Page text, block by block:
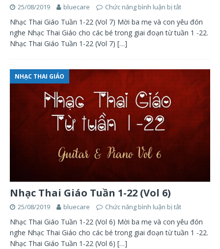
25/08/2019 bluecare Chức năng bình luận bị tắt
Nhạc Thai Giáo Tuần 1-22 (Vol 7) Mời ba mẹ và con yêu đón
nghe Nhạc Thai Giáo cho các bé trong giai đoạn từ tuần 1 -22.
Nhạc Thai Giáo Tuần 1-22 (Vol 7) […]
NHẠC THAI GIÁO
Nhạc Thai Giáo Tuần 1-22 (Vol 6)
25/08/2019 bluecare Chức năng bình luận bị tắt
Nhạc Thai Giáo Tuần 1-22 (Vol 6) Mời ba mẹ và con yêu đón
nghe Nhạc Thai Giáo cho các bé trong giai đoạn từ tuần 1 -22.
Nhạc Thai Giáo Tuần 1-22 (Vol 6) […]